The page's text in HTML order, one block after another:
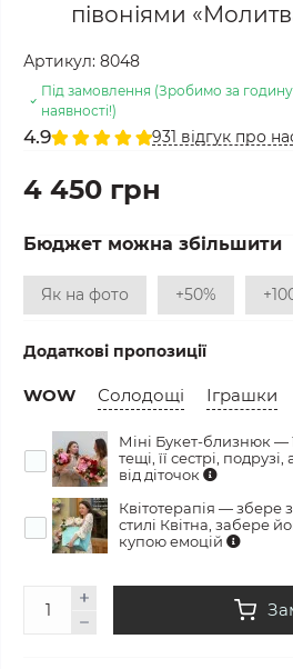
півоніями
Артикул: 8048
Під замовлення (Зробимо за
наявності!)
4.9 931 відгук про
4 450 грн
Бюджет можна збільшити
Як на фото +50%
Додаткові пропозиції
WOW Солодощі Іграшки
Міні Букет-близнюк —
тещі, її сестрі,
від діточок
Квітотерапія — збере
стилі Квітна, забере
купою емоцій